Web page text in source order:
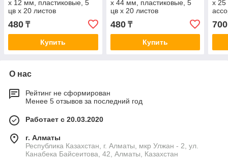
х 12 мм, пластиковые, 5
цв х 20 листов
480 ₸
Купить
х 44 мм, пластиковые, 5
цв х 20 листов
480₸
Купить
х 25
700
О нас
Рейтинг не сформирован
Менее 5 отзывов за последний год
Работает с 20.03.2020
г. Алматы
Республика Казахстан, г. Алматы, мкр Улжан - 2, ул.
Канабека Байсеитова, 42, Алматы, Казахстан